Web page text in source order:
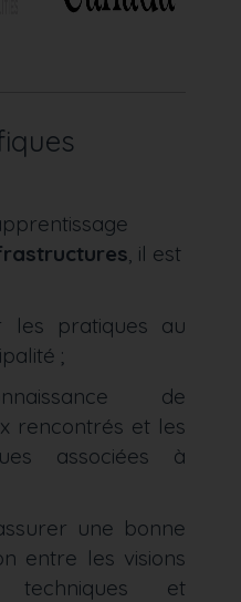
, il est
les pratiques au
;
de
rencontrés et les
associées à
une bonne
entre les visions
techniques et